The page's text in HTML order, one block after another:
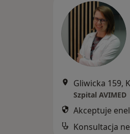
Gliwicka 159,
Szpital AVIMED
Akceptuje
Konsultacja